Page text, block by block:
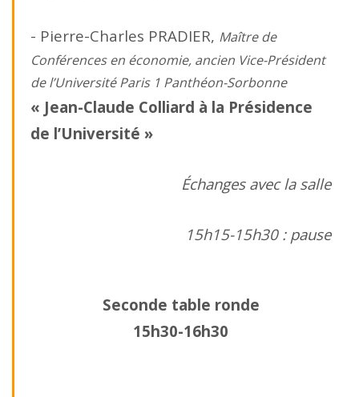
- Pierre-Charles PRADIER, Maître de
Conférences en économie, ancien Vice-Président
de l’Université Paris 1 Panthéon-Sorbonne
« Jean-Claude Colliard à la Présidence
de l’Université »
Échanges avec la salle
15h15-15h30 : pause
Seconde table ronde
15h30-16h30